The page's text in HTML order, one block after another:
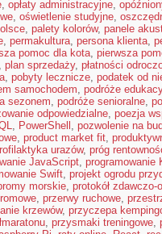
, opłaty administracyjne,
, oświetlenie studyjne,
, palety kolorów, panele
, permakultura, persona klienta,
pomoc dla kota, pierwsza
, plan sprzedaży, płatności
, pobyty lecznicze, podatek od
samochodem, podróże
sezonem, podróże senioralne,
odpowiedzialne, poezja
, PowerShell , pozwolenie na
, product market fit,
urazów, próg
JavaScript, programowanie
Swift, projekt ogrodu
morskie, protokół zdawczo-
, przerwy ruchowe,
krzewów, przyczepa
, przysmaki treningowe,